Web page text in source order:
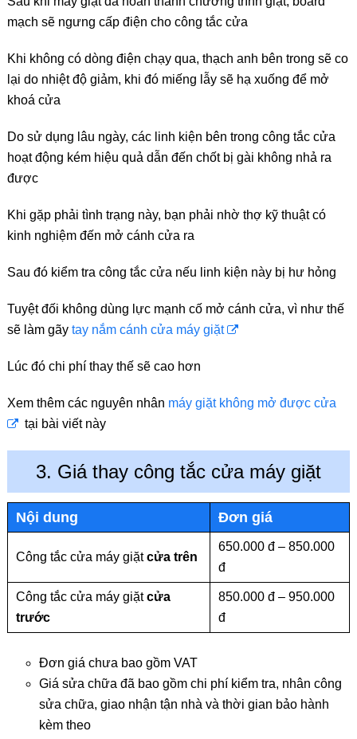
mạch sẽ ngưng cấp điện cho công tắc cửa
Khi không có dòng điện chạy qua, thạch anh bên trong sẽ co
lại do nhiệt độ giảm, khi đó miếng lẫy sẽ hạ xuống để mở
khoá cửa
Do sử dụng lâu ngày, các linh kiện bên trong công tắc cửa
hoạt động kém hiệu quả dẫn đến chốt bị gài không nhả ra
được
Khi gặp phải tình trạng này, bạn phải nhờ thợ kỹ thuật có
kinh nghiệm đến mở cánh cửa ra
Sau đó kiểm tra công tắc cửa nếu linh kiện này bị hư hỏng
Tuyệt đối không dùng lực mạnh cố mở cánh cửa, vì như thế
sẽ làm gãy tay nắm cánh cửa máy giặt
Lúc đó chi phí thay thế sẽ cao hơn
Xem thêm các nguyên nhân máy giặt không mở được cửa
tại bài viết này
3. Giá thay công tắc cửa máy giặt
Nội dung Đơn giá
Công tắc cửa máy giặtcửa trên
650.000 đ – 850.000
đ
Công tắc cửa máy giặtcửa
trước
850.000 đ – 950.000
đ
Đơn giá chưa bao gồm VAT
Giá sửa chữa đã bao gồm chi phí kiểm tra, nhân công
sửa chữa, giao nhận tận nhà và thời gian bảo hành
kèm theo